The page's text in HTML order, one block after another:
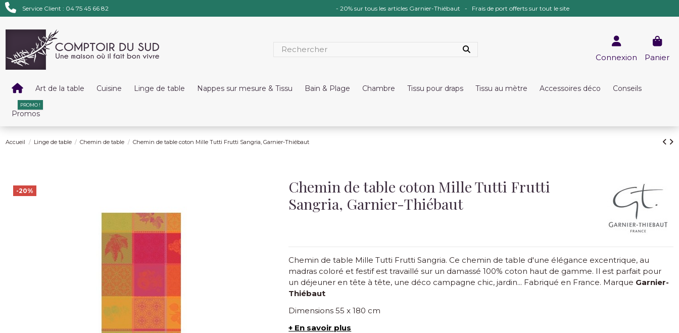
Service Client : 04 75 45 66 82 - 20% sur tous les articles Garnier-Thiébaut - Frais de port offerts sur tout le site
Connexion Panier
Art de la table Cuisine Linge de table Nappes sur mesure & Tissu Bain & Plage Chambre Tissu pour draps Tissu au mètre Accessoires déco Conseils
Promos
PROMO !
Accueil Linge de table Chemin de table Chemin de table coton Mille Tutti Frutti Sangria, Garnier-Thiébaut
-20%
Chemin de table coton Mille Tutti Frutti
Sangria, Garnier-Thiébaut
Chemin de table Mille Tutti Frutti Sangria. Ce chemin de table d'une élégance excentrique, au
madras coloré et festif est travaillé sur un damassé 100% coton haut de gamme. Il est parfait pour
un déjeuner en tête à tête, une déco campagne chic, jardin... Fabriqué en France. Marque Garnier-
Thiébaut
Dimensions 55 x 180 cm
+ En savoir plus